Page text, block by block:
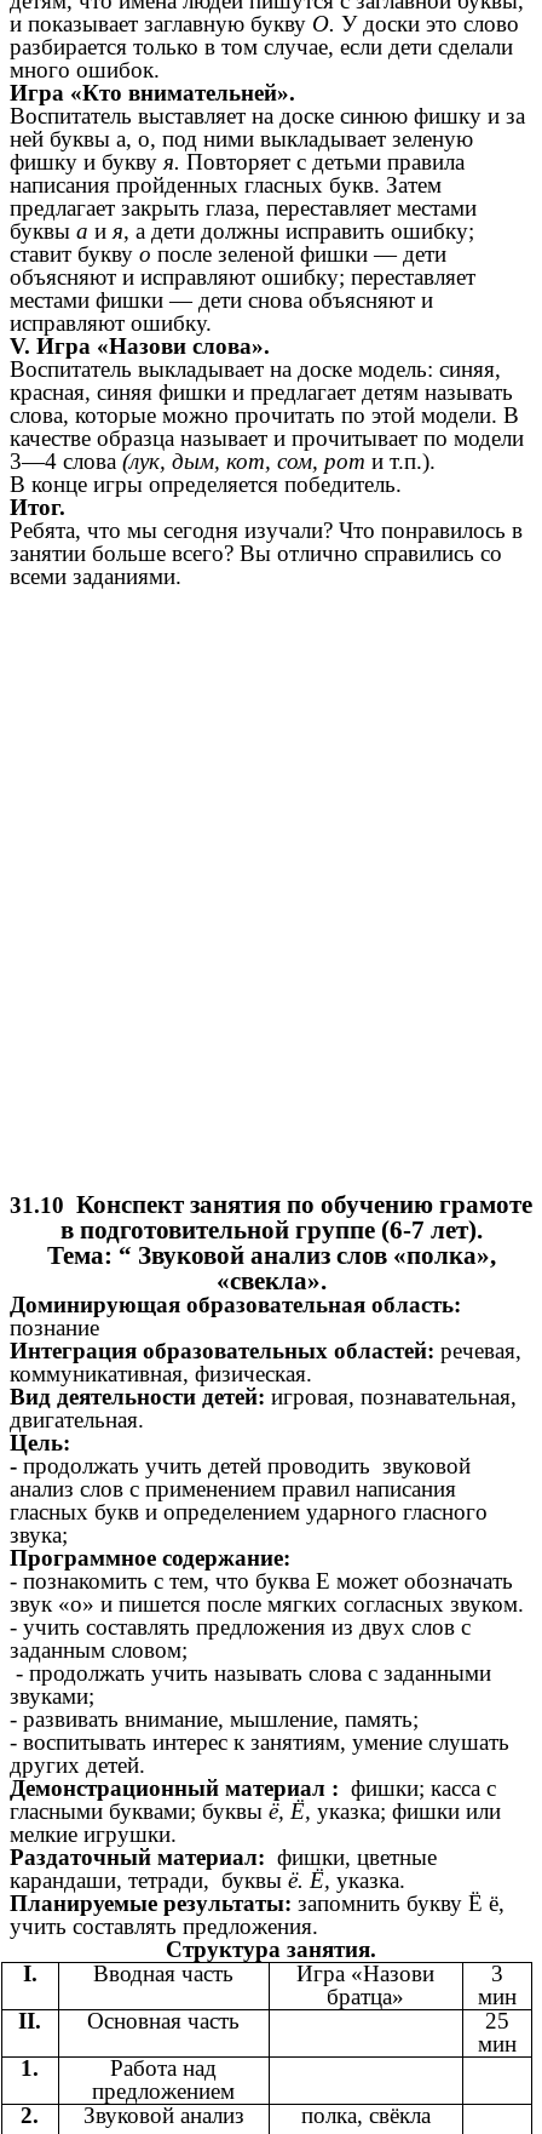
и показывает заглавную букву О. У доски это слово
разбирается только в том случае, если дети сделали
много ошибок.
Игра «Кто внимательней».
Воспитатель выставляет на доске синюю фишку и за
ней буквы а, о, под ними выкладывает зеленую
фишку и букву я. Повторяет с детьми правила
написания пройденных гласных букв. Затем
предлагает закрыть глаза, переставляет местами
буквы а и я, а дети должны исправить ошибку;
ставит букву о после зеленой фишки — дети
объясняют и исправляют ошибку; переставляет
местами фишки — дети снова объясняют и
исправляют ошибку.
V. Игра «Назови слова».
Воспитатель выкладывает на доске модель: синяя,
красная, синяя фишки и предлагает детям называть
слова, которые можно прочитать по этой модели. В
качестве образца называет и прочитывает по модели
3—4 слова (лук, дым, кот, сом, рот и т.п.).
В конце игры определяется победитель.
Итог.
Ребята, что мы сегодня изучали? Что понравилось в
занятии больше всего? Вы отлично справились со
всеми заданиями.
31.10 Конспект занятия по обучению грамоте
в подготовительной группе (6-7 лет).
Тема: “ Звуковой анализ слов «полка»,
«свекла».
Доминирующая образовательная область:
познание
Интеграция образовательных областей: речевая,
коммуникативная, физическая.
Вид деятельности детей: игровая, познавательная,
двигательная.
Цель:
- продолжать учить детей проводить звуковой
анализ слов с применением правил написания
гласных букв и определением ударного гласного
звука;
Программное содержание:
- познакомить с тем, что буква Е может обозначать
звук «о» и пишется после мягких согласных звуком.
- учить составлять предложения из двух слов с
заданным словом;
- продолжать учить называть слова с заданными
звуками;
- развивать внимание, мышление, память;
- воспитывать интерес к занятиям, умение слушать
других детей.
Демонстрационный материал : фишки; касса с
гласными буквами; буквы ё, Ё, указка; фишки или
мелкие игрушки.
Раздаточный материал: фишки, цветные
карандаши, тетради, буквы ё. Ё, указка.
Планируемые результаты: запомнить букву Ё ё,
учить составлять предложения.
Структура занятия.
I.
Вводная часть
Игра «Назови
братца»
3
мин
II.
Основная часть
25
мин
1.
Работа над
предложением
2.
Звуковой анализ
полка, свёкла